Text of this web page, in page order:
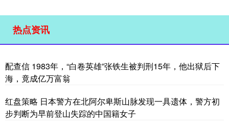
热点资讯
配查信 1983年，“白卷英雄”张铁生被判刑15年，他出狱后下
海，竟成亿万富翁
红盘策略 日本警方在北阿尔卑斯山脉发现一具遗体，警方初
步判断为早前登山失踪的中国籍女子